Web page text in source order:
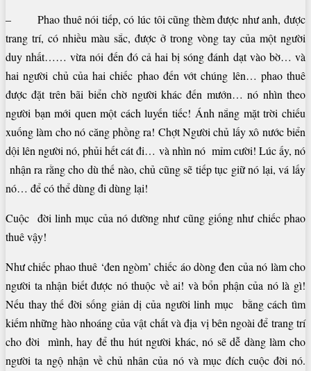
– Phao thuê nói tiếp, có lúc tôi cũng thèm được như anh, được
trang trí, có nhiều màu sắc, được ở trong vòng tay của một người
duy nhất…… vừa nói đến đó cả hai bị sóng đánh dạt vào bờ… và
hai người chủ của hai chiếc phao đến vớt chúng lên… phao thuê
được đặt trên bãi biển chờ người khác đến mướn… nó nhìn theo
người bạn mới quen một cách luyến tiếc! Ánh nắng mặt trời chiếu
xuống làm cho nó căng phồng ra! Chợt Người chủ lấy xô nước biển
dội lên người nó, phủi hết cát đi… và nhìn nó mỉm cười! Lúc ấy, nó
nhận ra rằng cho dù thế nào, chủ cũng sẽ tiếp tục giữ nó lại, vá lấy
nó… để có thể dùng đi dùng lại!
Cuộc đời linh mục của nó dường như cũng giống như chiếc phao
thuê vậy!
Như chiếc phao thuê ‘đen ngòm’ chiếc áo dòng đen của nó làm cho
người ta nhận biết được nó thuộc về ai! và bổn phận của nó là gì!
Nếu thay thế đời sống giản dị của người linh mục bằng cách tìm
kiếm những hào nhoáng của vật chất và địa vị bên ngoài để trang trí
cho đời mình, hay để thu hút người khác, nó sẽ dễ dàng làm cho
người ta ngộ nhận về chủ nhân của nó và mục đích cuộc đời nó.